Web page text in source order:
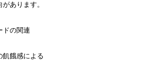
あります。
ドの関連
飢餓感による